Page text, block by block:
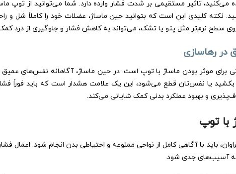
می‌کنید، تاثیر مستقیمی بر شدت فشار وارده دارد. شما می‌توانید از توپ
نکته کلیدی این است که بتوانید حین ماساژ، عضلات خود را کاملاً شل و
سطح نرم‌تر مثل پتو یا تشک، می‌تواند به کاهش فشار و جلوگیری از درد
موثر بودن ماساژ با توپ است. در حین ماساژ، آگاهانه نفس‌های عمیق
بکشید یا نفس‌تان قطع می‌شود، این یک علامت هشدار است که باید فوراً
و بهبود عملکرد بدنی کمک شایانی می‌کند.
با توپ
باید با آگاهی کامل از نواحی ممنوعه و احتیاطی بدن انجام شود. اعمال
به آسیب‌های جدی شود.